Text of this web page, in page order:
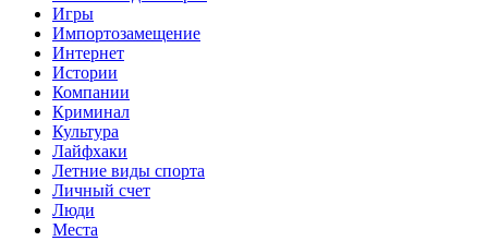
Игры
Импортозамещение
Интернет
Истории
Компании
Криминал
Культура
Лайфхаки
Летние виды спорта
Личный счет
Люди
Места